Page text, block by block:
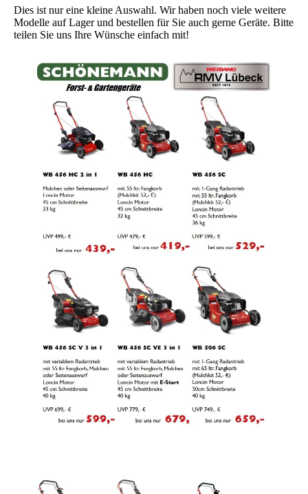
Dies ist nur eine kleine Auswahl. Wir haben noch viele weitere
Modelle auf Lager und bestellen für Sie auch gerne Geräte. Bitte
teilen Sie uns Ihre Wünsche einfach mit!